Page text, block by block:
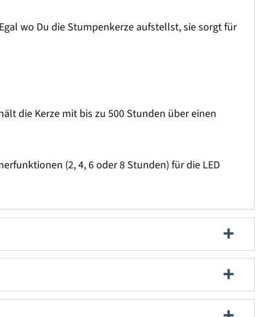
wo Du die Stumpenkerze aufstellst, sie sorgt für
die Kerze mit bis zu 500 Stunden über einen
(2, 4, 6 oder 8 Stunden) für die LED